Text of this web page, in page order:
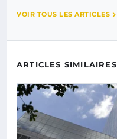
VOIR TOUS LES ARTICLES
ARTICLES SIMILAIRES